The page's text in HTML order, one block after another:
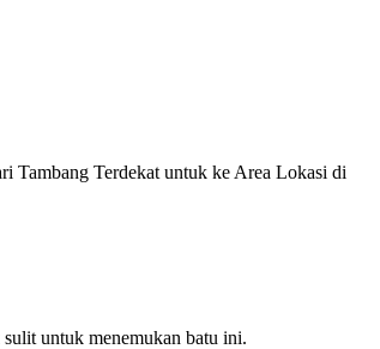
Tambang Terdekat untuk ke Area Lokasi di
untuk menemukan batu ini.